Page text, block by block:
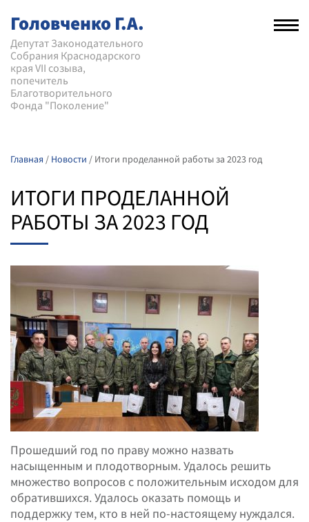
Головченко Г.А.
Депутат Законодательного
Собрания Краснодарского
края VII созыва,
попечитель
Благотворительного
Фонда "Поколение"
Главная / Новости / Итоги проделанной работы за 2023 год
ИТОГИ ПРОДЕЛАННОЙ
РАБОТЫ ЗА 2023 ГОД
Прошедший год по праву можно назвать
насыщенным и плодотворным. Удалось решить
множество вопросов с положительным исходом для
обратившихся. Удалось оказать помощь и
поддержку тем, кто в ней по-настоящему нуждался.